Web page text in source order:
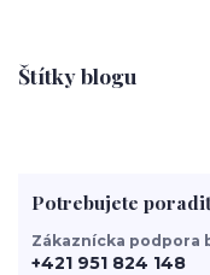
Štítky blogu
Potrebujete
Zákaznícka podpora
+421 951 824 148